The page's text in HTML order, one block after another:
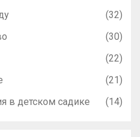
(32)
(30)
(22)
(21)
в детском садике
(14)